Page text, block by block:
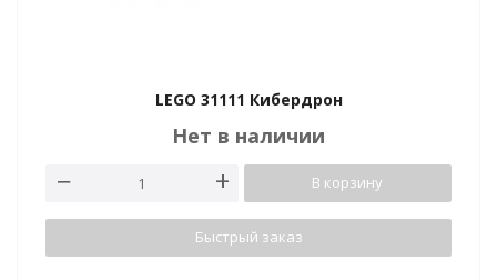
LEGO 31111 Кибердрон
Нет в наличии
В корзину
Быстрый заказ